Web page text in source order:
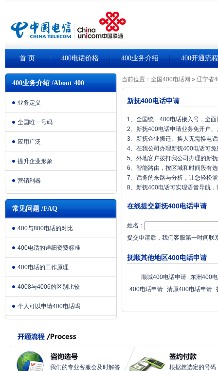
首 页 400电话价格 400业务介绍 400开通流程
400业务介绍 /About 400
业务定义
全国唯一号码
应用广泛
提升企业形象
营销利器
常见问题 /FAQ
400与800电话的对比
400电话的详细资费标准
400电话的工作原理
4008与4006的区别比较
个人可以申请400电话吗
当前位置： 全国400电话网 » 辽宁省
新抚400电话申请
1、全国统一400电话接入号，全
2、新抚400电话申请业务免开户
3、新抚企业搬迁、换人无需换电
4、在我公司办理新抚400电话可
5、外地客户拨打我公司办理的新
6、智能路由，按区域和时间段有
7、话务的来路与分析，让您轻松
8、新抚400电话可实现语音导航
在线提交新抚400电话申请
姓名：
提交申请后，我们客服第一时间联
抚顺其他地区400电话申请
顺城400电话申请 东洲400
400电话申请 清原400电话申请
我们的专业客服会及时解答
根据您选定的号码